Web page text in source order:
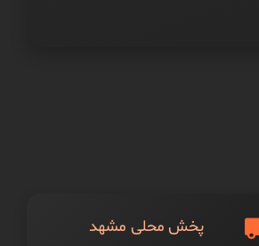
پخش محلی مشهد